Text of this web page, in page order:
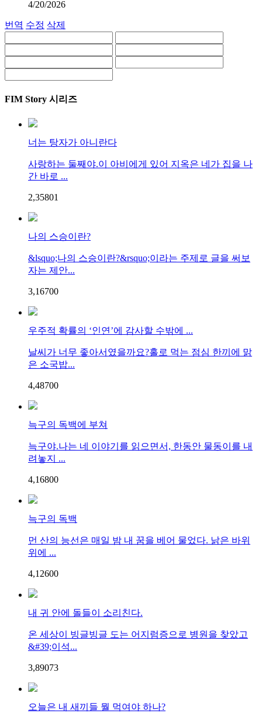
4/20/2026
번역 수정 삭제
FIM Story 시리즈
너는 탕자가 아니란다
사랑하는 둘째야.이 아비에게 있어 지옥은 네가 집을 나
간 바로 ...
2,35801
나의 스승이란?
&lsquo;나의 스승이란?&rsquo;이라는 주제로 글을 써보
자는 제안...
3,16700
우주적 확률의 ‘인연’에 감사할 수밖에 ...
날씨가 너무 좋아서였을까요?홀로 먹는 점심 한끼에 맑
은 소국밥...
4,48700
늑구의 독백에 부쳐
늑구야.나는 네 이야기를 읽으면서, 한동안 물동이를 내
려놓지 ...
4,16800
늑구의 독백
먼 산의 능선은 매일 밤 내 꿈을 베어 물었다. 낡은 바위
위에 ...
4,12600
내 귀 안에 돌들이 소리친다.
온 세상이 빙글빙글 도는 어지럼증으로 병원을 찾았고
&#39;이석...
3,89073
오늘은 내 새끼들 뭘 먹여야 하나?